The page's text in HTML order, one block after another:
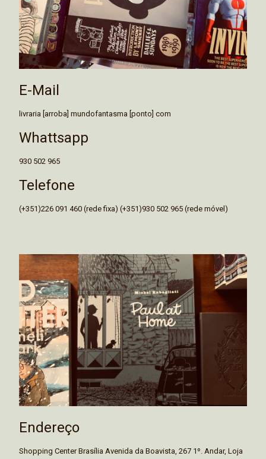
E-Mail
livraria [arroba] mundofantasma [ponto] com
Whattsapp
930 502 965
Telefone
(+351)226 091 460 (rede fixa) (+351)930 502 965 (rede móvel)
Endereço
Shopping Center Brasília Avenida da Boavista, 267 1º. Andar, Loja